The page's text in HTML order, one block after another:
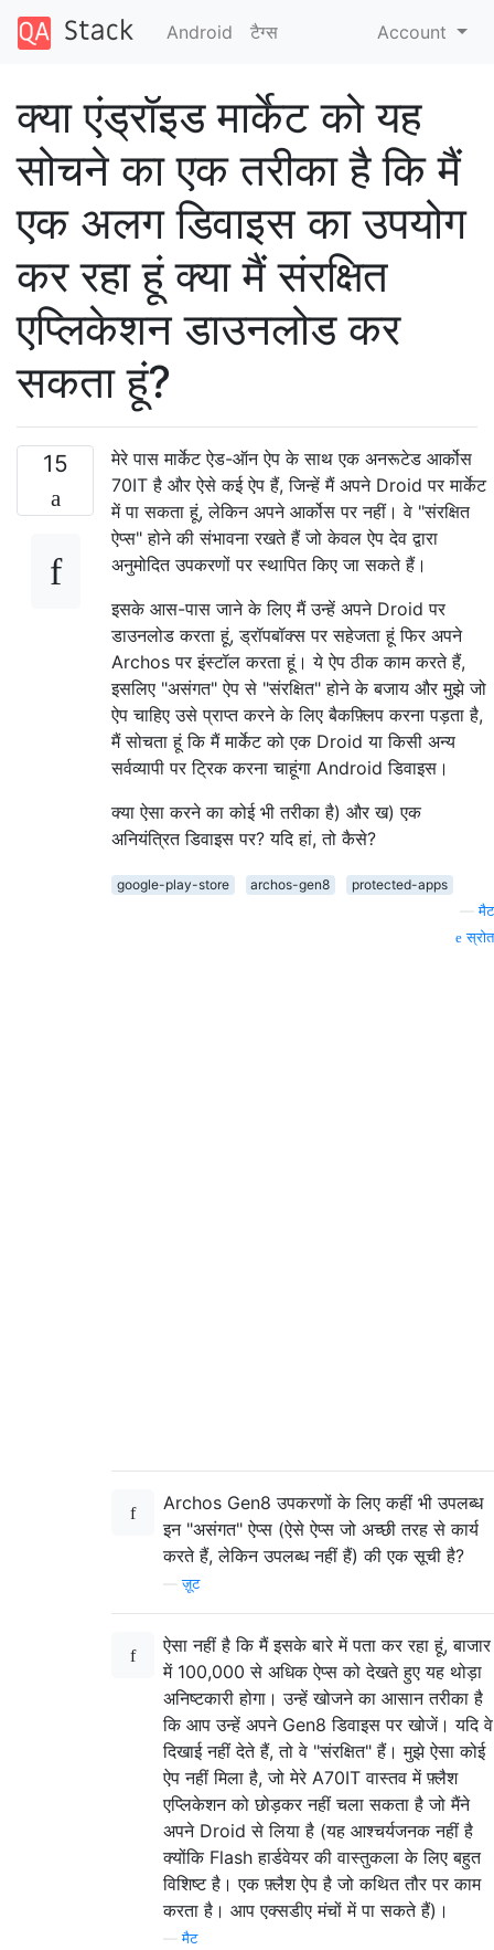
Android टैग्‍स Account
क्या एंड्रॉइड मार्केट को यह
सोचने का एक तरीका है कि मैं
एक अलग डिवाइस का उपयोग
कर रहा हूं क्या मैं संरक्षित
एप्लिकेशन डाउनलोड कर
सकता हूं?
15
मेरे पास मार्केट ऐड-ऑन ऐप के साथ एक अनरूटेड आर्कोस
70IT है और ऐसे कई ऐप हैं, जिन्हें मैं अपने Droid पर मार्केट
में पा सकता हूं, लेकिन अपने आर्कोस पर नहीं। वे "संरक्षित
ऐप्स" होने की संभावना रखते हैं जो केवल ऐप देव द्वारा
अनुमोदित उपकरणों पर स्थापित किए जा सकते हैं।
इसके आस-पास जाने के लिए मैं उन्हें अपने Droid पर
डाउनलोड करता हूं, ड्रॉपबॉक्स पर सहेजता हूं फिर अपने
Archos पर इंस्टॉल करता हूं। ये ऐप ठीक काम करते हैं,
इसलिए "असंगत" ऐप से "संरक्षित" होने के बजाय और मुझे जो
ऐप चाहिए उसे प्राप्त करने के लिए बैकफ़्लिप करना पड़ता है,
मैं सोचता हूं कि मैं मार्केट को एक Droid या किसी अन्य
सर्वव्यापी पर ट्रिक करना चाहूंगा Android डिवाइस।
क्या ऐसा करने का कोई भी तरीका है) और ख) एक
अनियंत्रित डिवाइस पर? यदि हां, तो कैसे?
google-play-store archos-gen8
protected-apps
—मैट
स्रोत
Archos Gen8 उपकरणों के लिए कहीं भी उपलब्ध
इन "असंगत" ऐप्स (ऐसे ऐप्स जो अच्छी तरह से कार्य
करते हैं, लेकिन उपलब्ध नहीं हैं) की एक सूची है?
—ज़ूट
ऐसा नहीं है कि मैं इसके बारे में पता कर रहा हूं, बाजार
में 100,000 से अधिक ऐप्स को देखते हुए यह थोड़ा
अनिष्टकारी होगा। उन्हें खोजने का आसान तरीका है
कि आप उन्हें अपने Gen8 डिवाइस पर खोजें। यदि वे
दिखाई नहीं देते हैं, तो वे "संरक्षित" हैं। मुझे ऐसा कोई
ऐप नहीं मिला है, जो मेरे A70IT वास्तव में फ़्लैश
एप्लिकेशन को छोड़कर नहीं चला सकता है जो मैंने
अपने Droid से लिया है (यह आश्चर्यजनक नहीं है
क्योंकि Flash हार्डवेयर की वास्तुकला के लिए बहुत
विशिष्ट है। एक फ़्लैश ऐप है जो कथित तौर पर काम
करता है। आप एक्सडीए मंचों में पा सकते हैं)।
—मैट